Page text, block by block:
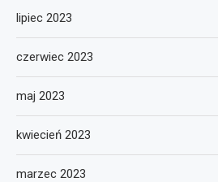
lipiec 2023
czerwiec 2023
maj 2023
kwiecień 2023
marzec 2023